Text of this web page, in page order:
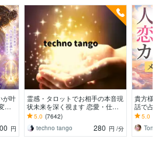
が叶
え
は
円
霊感・タロットでお相手の本音現
状未来を深く視ます 恋愛・仕
事・家族・人間関係の本質を見抜
きスピード解決へ
5.0 (7642)
techno tango
280 円 /分
貴方様
話で占
オラク
ドを使
5.0